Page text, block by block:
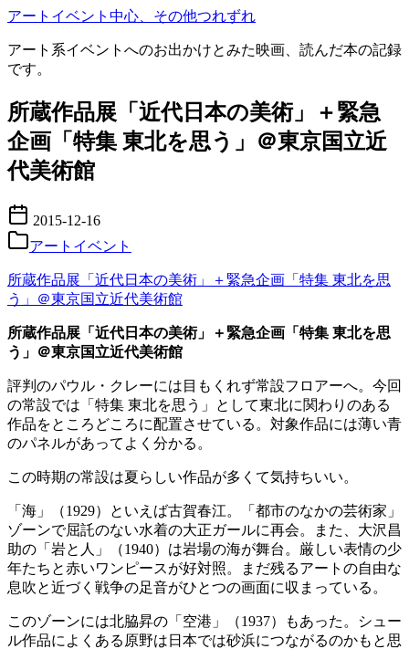
コ
テ
ン
へ
移
動
アートイベント中心、その他つれずれ
アート系イベントへのお出かけとみた映画、読んだ本の記録
です。
所蔵作品展「近代日本の美術」＋緊急
企画「特集 東北を思う」＠東京国立近
代美術館
2015-12-16
アートイベント
所蔵作品展「近代日本の美術」＋緊急企画「特集 東北を思
う」＠東京国立近代美術館
所蔵作品展「近代日本の美術」＋緊急企画「特集 東北を思
う」＠東京国立近代美術館
評判のパウル・クレーには目もくれず常設フロアーへ。今回
の常設では「特集 東北を思う」として東北に関わりのある
作品をところどころに配置させている。対象作品には薄い青
のパネルがあってよく分かる。
この時期の常設は夏らしい作品が多くて気持ちいい。
「海」（1929）といえば古賀春江。「都市のなかの芸術家」
ゾーンで屈託のない水着の大正ガールに再会。また、大沢昌
助の「岩と人」（1940）は岩場の海が舞台。厳しい表情の少
年たちと赤いワンピースが好対照。まだ残るアートの自由な
息吹と近づく戦争の足音がひとつの画面に収まっている。
このゾーンには北脇昇の「空港」（1937）もあった。シュー
ル作品によくある原野は日本では砂浜につながるのかもと思